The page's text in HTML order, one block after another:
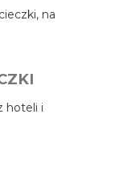
na
hoteli i